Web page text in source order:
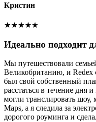
Кристин
★★★★★
Идеально подходит
Мы путешествовали
Великобританию, и Redex
был свой собственный
расстаться в течение дня
могли транслировать
Maps, а я следила за
дорогого роуминга и